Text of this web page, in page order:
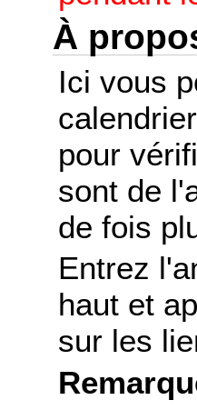
À
Ici vous
pour
sont de
de fois
Entrez
haut et
sur les